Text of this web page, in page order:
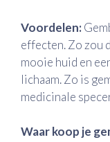
Voordelen:
effecten. Zo zou
mooie huid en
lichaam. Zo is
medicinale
Waar koop je